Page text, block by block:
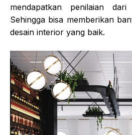
mendapatkan penilaian
Sehingga bisa memberikan
desain interior yang baik.